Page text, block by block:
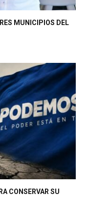
MUNICIPIOS DEL
CONSERVAR SU